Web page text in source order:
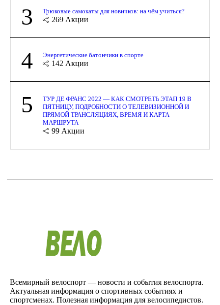
3 Трюковые самокаты для новичков: на чём учиться?
269 Акции
4 Энергетические батончики в спорте
142 Акции
5
ТУР ДЕ ФРАНС 2022 — КАК СМОТРЕТЬ ЭТАП 19 В
ПЯТНИЦУ, ПОДРОБНОСТИ О ТЕЛЕВИЗИОННОЙ И
ПРЯМОЙ ТРАНСЛЯЦИЯХ, ВРЕМЯ И КАРТА
МАРШРУТА
99 Акции
Всемирный велоспорт — новости и события велоспорта.
Актуальная информация о спортивных событиях и
спортсменах. Полезная информация для велосипедистов.